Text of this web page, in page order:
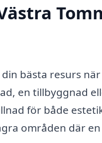
bästa resurs
en tillbyggnad
för både
områden där